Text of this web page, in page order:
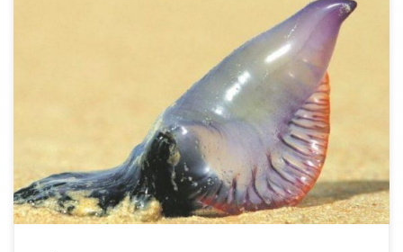
Egzemplarze trującego żeglarza portugalskiego ponownie
pojawiły się w Alicante i El Campello. Alicante/El Campello –
Właściwie to żeglarz portugalski miał już dawno zniknąć z plaż
prowincji Alicante, jednak w tym […]